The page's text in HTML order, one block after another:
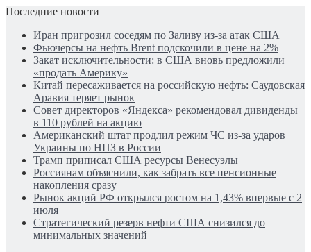
Последние новости
Иран пригрозил соседям по Заливу из-за атак США
Фьючерсы на нефть Brent подскочили в цене на 2%
Закат исключительности: в США вновь предложили
«продать Америку»
Китай пересаживается на российскую нефть: Саудовская
Аравия теряет рынок
Совет директоров «Яндекса» рекомендовал дивиденды
в 110 рублей на акцию
Американский штат продлил режим ЧС из-за ударов
Украины по НПЗ в России
Трамп приписал США ресурсы Венесуэлы
Россиянам объяснили, как забрать все пенсионные
накопления сразу
Рынок акций РФ открылся ростом на 1,43% впервые с 2
июля
Стратегический резерв нефти США снизился до
минимальных значений